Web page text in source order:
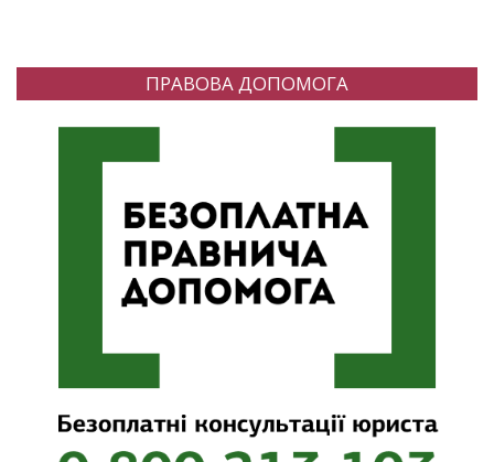
ПРАВОВА ДОПОМОГА